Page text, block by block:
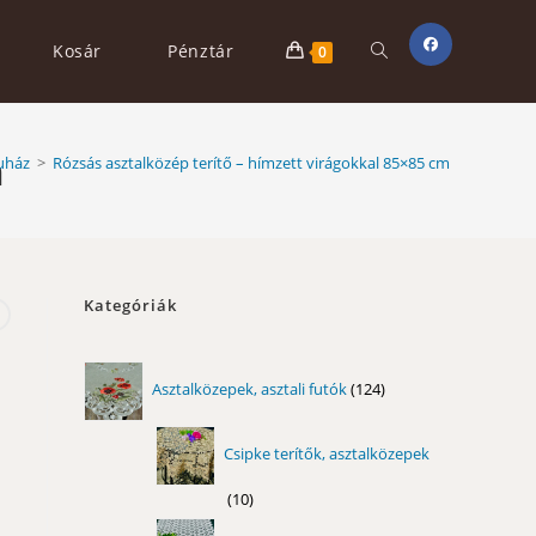
Kosár Pénztár 0 Toggle
website
> Rózsás asztalközép terítő – hímzett virágokkal 85×85 cm
Kategóriák
Asztalközepek, asztali futók 124
termék
Csipke terítők, asztalközepek
1010